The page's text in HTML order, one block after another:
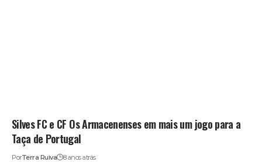
Silves FC e CF Os Armacenenses em mais um jogo para a
Taça de Portugal
PorTerra Ruiva 8 anos atrás